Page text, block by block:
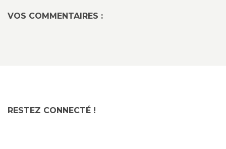
VOS COMMENTAIRES :
RESTEZ CONNECTÉ !